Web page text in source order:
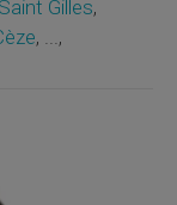
Saint Gilles,
, ...,